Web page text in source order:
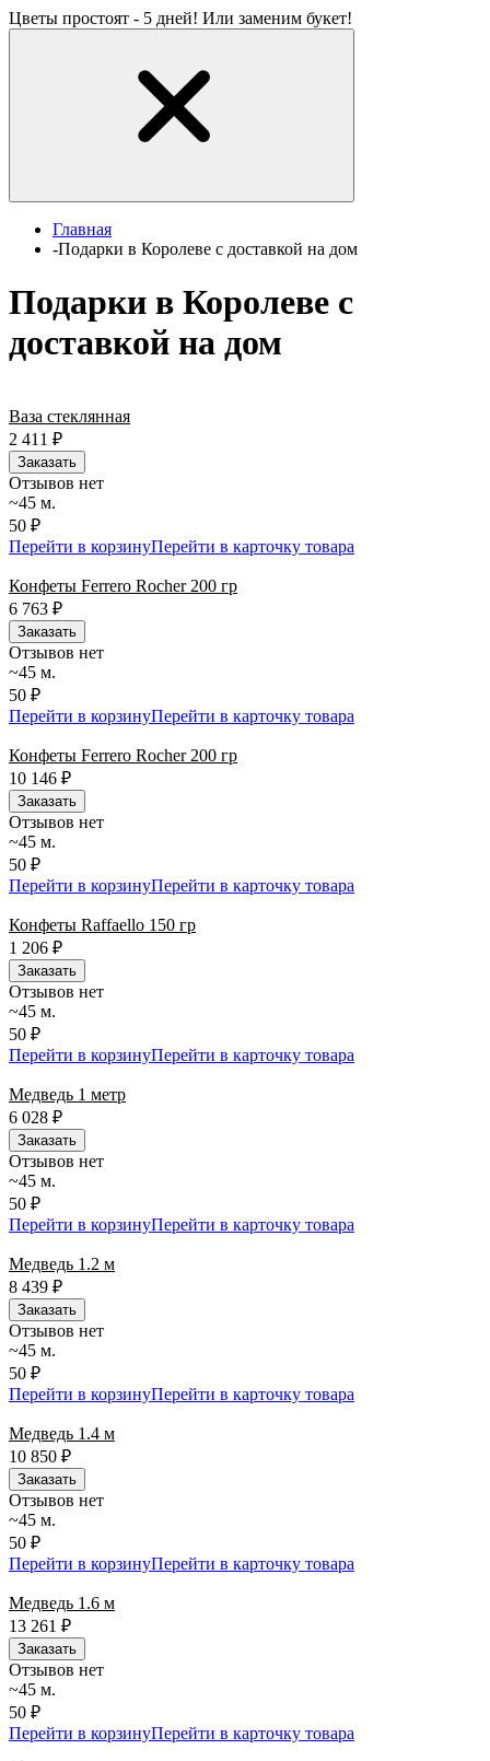
Цветы простоят - 5 дней! Или заменим букет!
Главная
-Подарки в Королеве с доставкой на дом
Подарки в Королеве с
доставкой на дом
Ваза стеклянная
2 411
₽
Заказать
Отзывов нет
~45 м.
50 ₽
Перейти в корзинуПерейти в карточку товара
Конфеты Ferrero Rocher 200 гр
6 763 ₽
Заказать
Отзывов нет
~45 м.
50 ₽
Перейти в корзинуПерейти в карточку товара
Конфеты Ferrero Rocher 200 гр
10 146 ₽
Заказать
Отзывов нет
~45 м.
50 ₽
Перейти в корзинуПерейти в карточку товара
Конфеты Raffaello 150 гр
1 206 ₽
Заказать
Отзывов нет
~45 м.
50 ₽
Перейти в корзинуПерейти в карточку товара
Медведь 1 метр
6 028 ₽
Заказать
Отзывов нет
~45 м.
50 ₽
Перейти в корзинуПерейти в карточку товара
Медведь 1.2 м
8 439 ₽
Заказать
Отзывов нет
~45 м.
50 ₽
Перейти в корзинуПерейти в карточку товара
Медведь 1.4 м
10 850 ₽
Заказать
Отзывов нет
~45 м.
50 ₽
Перейти в корзинуПерейти в карточку товара
Медведь 1.6 м
13 261
₽
Заказать
Отзывов нет
~45 м.
50 ₽
Перейти в корзинуПерейти в карточку товара